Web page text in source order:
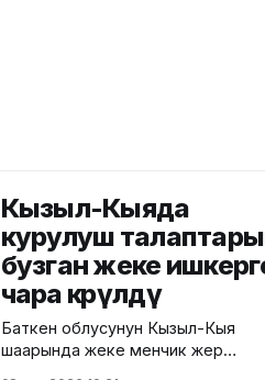
Кызыл-Кыяда
курулуш
бузган жеке
чара көрүлдү
Баткен облусунун Кызыл-Кыя
шаарында жеке менчик жер